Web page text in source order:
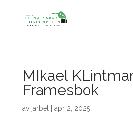
MIkael
Framesbok
av jarbel apr 2, 2025